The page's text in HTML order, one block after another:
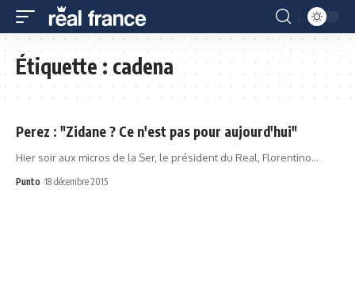
Étiquette :cadena
Perez : "Zidane ? Ce n'est pas pour aujourd'hui"
Hier soir aux micros de la Ser, le président du Real, Florentino…
Punto 18 décembre 2015